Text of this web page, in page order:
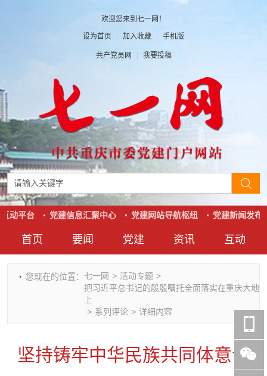
欢迎您来到七一网！
设为首页 | 加入收藏 | 手机版
共产党员网 | 我要投稿
首页 要闻
时政要闻
重庆市领导活动报道集
七一视角
党建
党建动态
作风建设
资讯
热点关注
党史参阅
互动
红岩评论
七一号
动平台 党建信息汇聚中心 党建网站导航枢纽 党建新闻发布
您现在的位置： 七一网 > 活动专题 >
把习近平总书记的殷殷嘱托全面落实在重庆大地
上
> 系列评论 > 详细内容
坚持铸牢中华民族共同体意识